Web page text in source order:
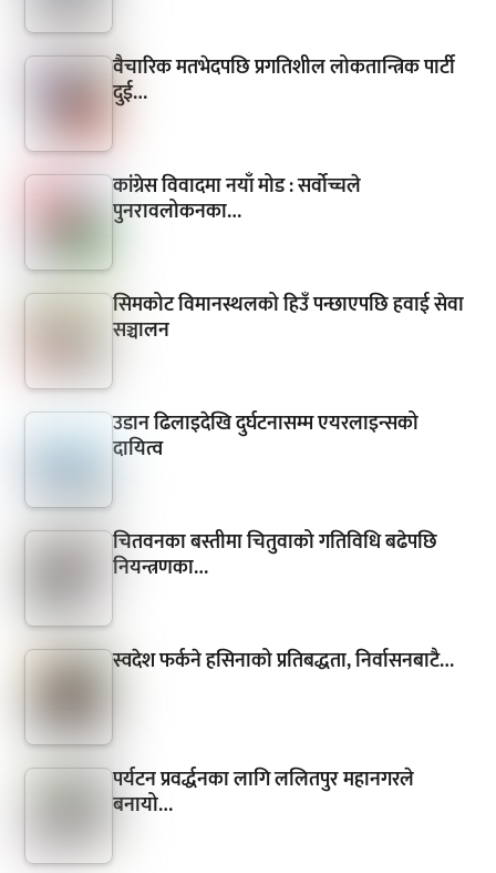
वैचारिक मतभेदपछि प्रगतिशील लोकतान्त्रिक पार्टी
दुई…
कांग्रेस विवादमा नयाँ मोड : सर्वोच्चले
पुनरावलोकनका…
सिमकोट विमानस्थलको हिउँ पन्छाएपछि हवाई सेवा
सञ्चालन
उडान ढिलाइदेखि दुर्घटनासम्म एयरलाइन्सको
दायित्व
चितवनका बस्तीमा चितुवाको गतिविधि बढेपछि
नियन्त्रणका…
स्वदेश फर्कने हसिनाको प्रतिबद्धता, निर्वासनबाटै…
पर्यटन प्रवर्द्धनका लागि ललितपुर महानगरले
बनायो…